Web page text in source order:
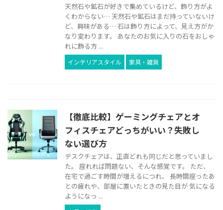
天然石や鉱石が好きで集めているけど、飾り方がよ
くわからない… 天然石や鉱石はまだ持っていないけ
ど、興味がある… 石は飾り方によって、見え方がか
なり変わります。 あなたのお気に入りの石をおしゃ
れに飾る方 ...
インテリアスタイル 家具・雑貨
【徹底比較】ゲーミングチェアとオ
フィスチェアどっちがいい？失敗し
ない選び方
デスクチェアは、正直どれも同じだと思っていまし
た。 座れれば問題ない、そんな感覚です。 ただ、
在宅で過ごす時間が増えるにつれ、 長時間座ったあ
との疲れや、部屋に置いたときの見た目が 気になる
ようになっ ...